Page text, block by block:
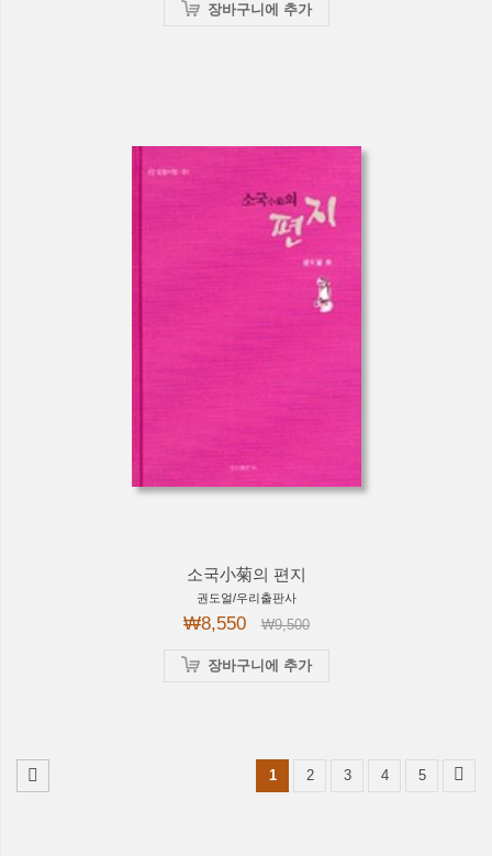
장바구니에 추가
소국小菊의 편지
권도얼/우리출판사
₩8,550 ₩9,500
장바구니에 추가
1 2 3 4 5